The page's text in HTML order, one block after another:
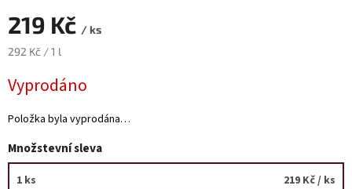
Akční
láhve
skladem
Cuvée
Klarety
219 Kč / ks
Měrná
292 Kč / 1 l
Vyprodáno
Položka byla vyprodána…
Množstevní sleva
1 ks 219 Kč/ ks